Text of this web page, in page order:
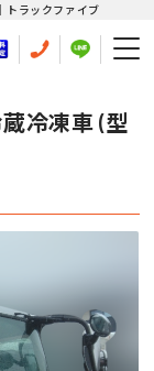
トラックファイブ
冷凍車 (型